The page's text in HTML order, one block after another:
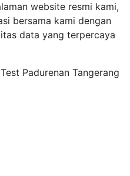
website resmi kami,
bersama kami dengan
data yang terpercaya
Padurenan Tangerang